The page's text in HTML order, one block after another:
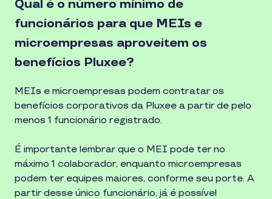
Qual é o número mínimo de
funcionários para que MEIs e
microempresas aproveitem os
benefícios Pluxee?
MEIs e microempresas podem contratar os
benefícios corporativos da Pluxee a partir de pelo
menos 1 funcionário registrado.
É importante lembrar que o MEI pode ter no
máximo 1 colaborador, enquanto microempresas
podem ter equipes maiores, conforme seu porte. A
partir desse único funcionário, já é possível